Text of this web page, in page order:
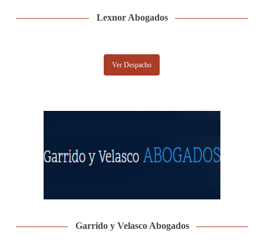
Lexnor Abogados
Ver Despacho
Garrido y Velasco Abogados